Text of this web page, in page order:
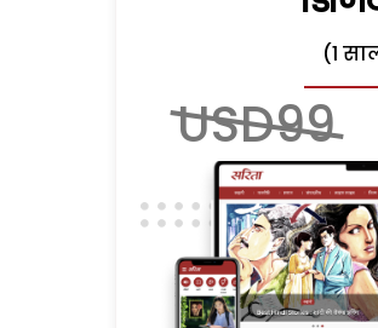
(1
USD99